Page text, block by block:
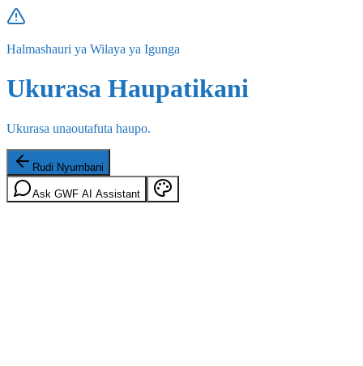
Halmashauri ya Wilaya ya Igunga
Ukurasa Haupatikani
Ukurasa unaoutafuta haupo.
Rudi Nyumbani
Ask GWF AI Assistant